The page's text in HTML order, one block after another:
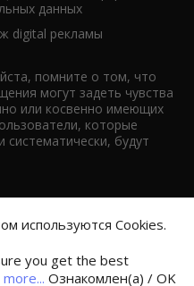
данных
digital рекламы
помните о том, что
могут задеть чувства
или косвенно имеющих
которые
систематически, будут
используются Cookies.
you get the best
Ознакомлен(а) / OK